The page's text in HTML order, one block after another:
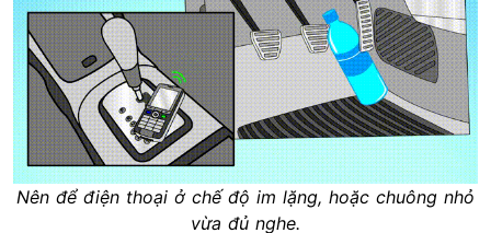
Nên để điện thoại ở chế độ im lặng, hoặc chuông nhỏ
vừa đủ nghe.